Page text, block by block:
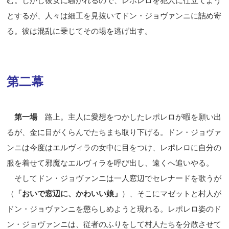
とするが、人々は細工を見抜いてドン・ジョヴァンニに詰め寄
る。彼は混乱に乗じてその場を逃げ出す。
第二幕
第一場路上。主人に愛想をつかしたレポレロが暇を願い出
るが、金に目がくらんでたちまち取り下げる。ドン・ジョヴァ
ンニは今度はエルヴィラの女中に目をつけ、レポレロに自分の
服を着せて邪魔なエルヴィラを呼び出し、遠くへ追いやる。
そしてドン・ジョヴァンニは一人窓辺でセレナードを歌うが
（
「おいで窓辺に、かわいい娘」 ）、そこにマゼットと村人が
ドン・ジョヴァンニを懲らしめようと現れる。レポレロ姿のド
ン・ジョヴァンニは、従者のふりをして村人たちを分散させて